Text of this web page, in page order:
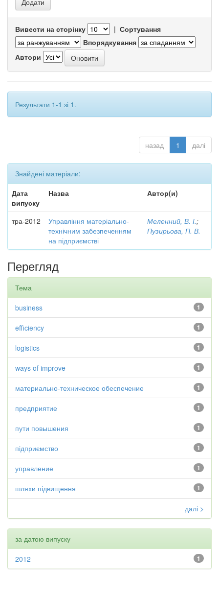
Вивести на сторінку | Сортування
Впорядкування
Автори
Результати 1-1 зі 1.
назад 1 далі
Знайдені матеріали:
Дата
випуску
Назва Автор(и)
тра-2012
Управління матеріально-
технічним забезпеченням
на підприємстві
Меленний, В. І.;
Пузирьова, П. В.
Перегляд
Тема
1
business
1
efficiency
1
logistics
1
ways of improve
1
материально-техническое обеспечение
1
предприятие
1
пути повышения
1
підприємство
1
управление
1
шляхи підвищення
далі >
за датою випуску
1
2012